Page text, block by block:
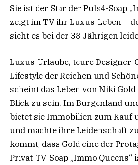
Sie ist der Star der Puls4-Soap
zeigt im TV ihr Luxus-Leben –
sieht es bei der 38-Jährigen
Luxus-Urlaube, teure Designer-
Lifestyle der Reichen und
scheint das Leben von Niki
Blick zu sein. Im Burgenland
bietet sie Immobilien zum Kauf
und machte ihre Leidenschaft
kommt, dass Gold eine der
Privat-TV-Soap „Immo Queens“